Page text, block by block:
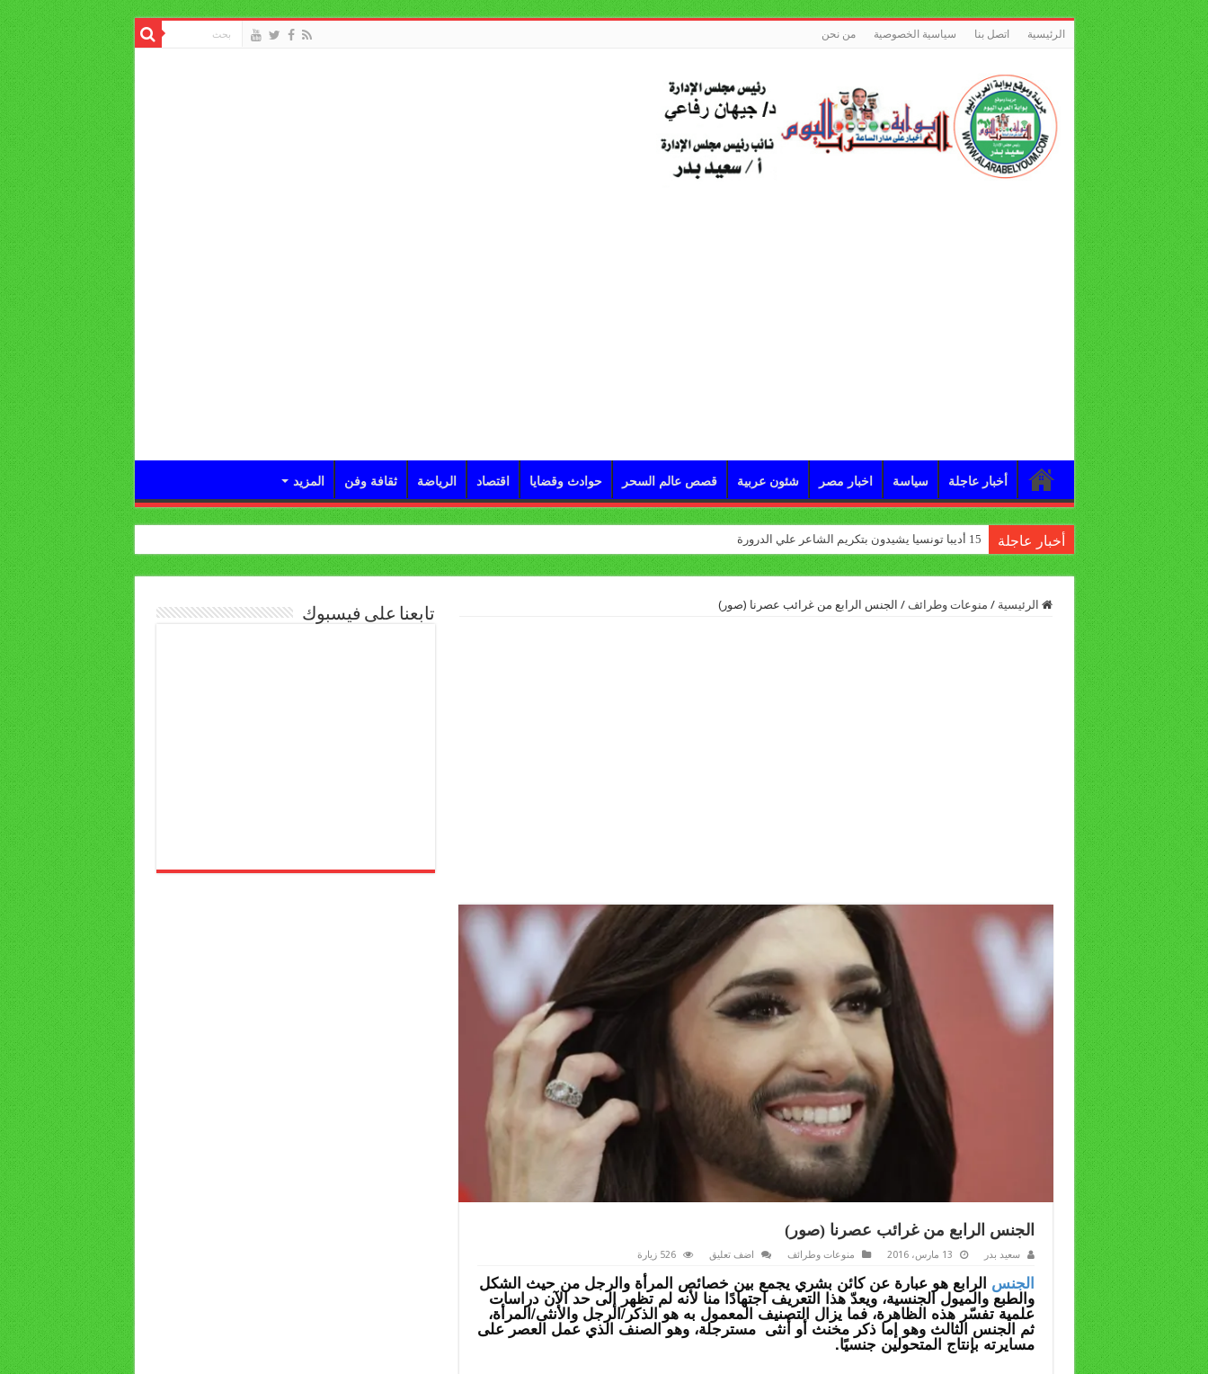
الرئيسية اتصل بنا سياسية الخصوصية من نحن
أخبار عاجلة سياسة اخبار مصر شئون عربية قصص عالم السحر حوادث وقضايا اقتصاد الرياضة ثقافة وفن المزيد
أخبار عاجلة 15 أديبا تونسيا يشيدون بتكريم الشاعر علي الدرورة
الرئيسية / منوعات وطرائف / الجنس الرابع من غرائب عصرنا (صور)
الجنس الرابع من غرائب عصرنا (صور)
سعيد بدر 13 مارس، 2016 منوعات وطرائف اضف تعليق 526 زيارة
الجنس الرابع هو عبارة عن كائن بشري يجمع بين خصائص المرأة والرجل من حيث الشكل
والطبع والميول الجنسية، ويعدّ هذا التعريف اجتهادًا منا لأنه لم تظهر إلى حد الآن دراسات
علمية تفسّر هذه الظاهرة، فما يزال التصنيف المعمول به هو الذكر/الرجل والأنثى/المرأة،
ثم الجنس الثالث وهو إما ذكر مخنث أو أنثى مسترجلة، وهو الصنف الذي عمل العصر على
مسايرته بإنتاج المتحولين جنسيًا.
تابعنا على فيسبوك